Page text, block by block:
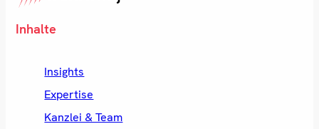
Inhalte
Insights
Expertise
Kanzlei & Team